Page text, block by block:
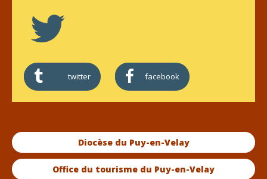
twitter facebook
Diocèse du Puy-en-Velay
Office du tourisme du Puy-en-Velay